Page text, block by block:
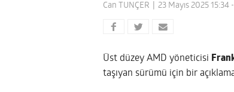
Can TUNÇER 23 Mayıs 2025 15:34
Üst düzey AMD yöneticisi
taşıyan sürümü için bir